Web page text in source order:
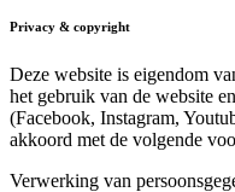
Privacy & copyright
Deze website is eigendom
het gebruik van de website
(Facebook, Instagram,
akkoord met de volgende
Verwerking van